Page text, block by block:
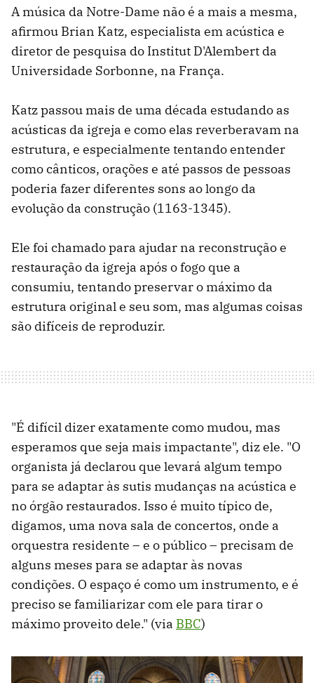
A música da Notre-Dame não é a mais a mesma,
afirmou Brian Katz, especialista em acústica e
diretor de pesquisa do Institut D'Alembert da
Universidade Sorbonne, na França.
Katz passou mais de uma década estudando as
acústicas da igreja e como elas reverberavam na
estrutura, e especialmente tentando entender
como cânticos, orações e até passos de pessoas
poderia fazer diferentes sons ao longo da
evolução da construção (1163-1345).
Ele foi chamado para ajudar na reconstrução e
restauração da igreja após o fogo que a
consumiu, tentando preservar o máximo da
estrutura original e seu som, mas algumas coisas
são difíceis de reproduzir.
"É difícil dizer exatamente como mudou, mas
esperamos que seja mais impactante", diz ele. "O
organista já declarou que levará algum tempo
para se adaptar às sutis mudanças na acústica e
no órgão restaurados. Isso é muito típico de,
digamos, uma nova sala de concertos, onde a
orquestra residente – e o público – precisam de
alguns meses para se adaptar às novas
condições. O espaço é como um instrumento, e é
preciso se familiarizar com ele para tirar o
máximo proveito dele." (via BBC)